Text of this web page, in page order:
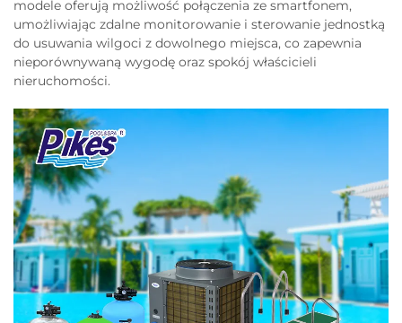
modele oferują możliwość połączenia ze smartfonem,
umożliwiając zdalne monitorowanie i sterowanie jednostką
do usuwania wilgoci z dowolnego miejsca, co zapewnia
nieporównywaną wygodę oraz spokój właścicieli
nieruchomości.